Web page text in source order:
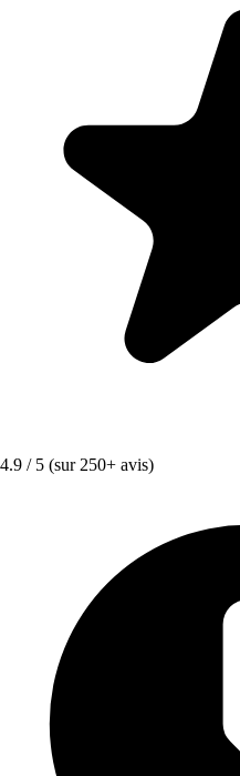
4.9 / 5 (sur 250+ avis)